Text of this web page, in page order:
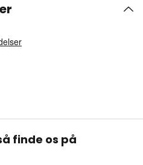
finde os på